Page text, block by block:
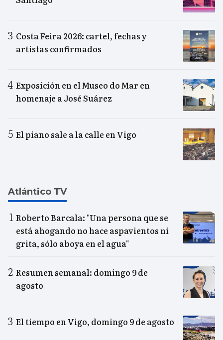
Costa Feira 2026: cartel, fechas y
artistas confirmados
Exposición en el Museo do Mar en
homenaje a José Suárez
El piano sale a la calle en Vigo
Atlántico TV
Roberto Barcala: "Una persona que se
está ahogando no hace aspavientos ni
grita, sólo aboya en el agua"
Resumen semanal: domingo 9 de
agosto
El tiempo en Vigo, domingo 9 de agosto